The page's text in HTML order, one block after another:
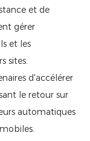
et de
gérer
et les
sites.
d'accélérer
le retour sur
automatiques